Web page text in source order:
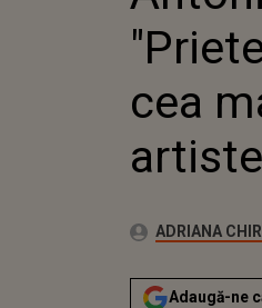
cea
Autor:ADRIANA
Adaugă-ne